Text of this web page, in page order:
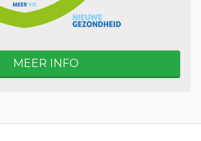
MEER INFO